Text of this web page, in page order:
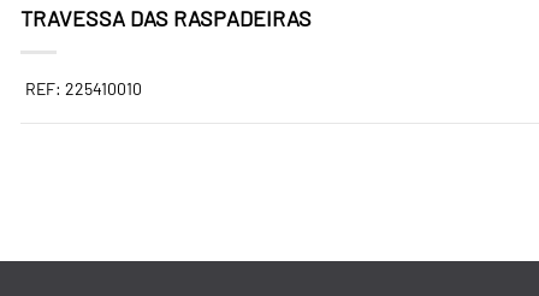
TRAVESSA DAS RASPADEIRAS
REF: 225410010